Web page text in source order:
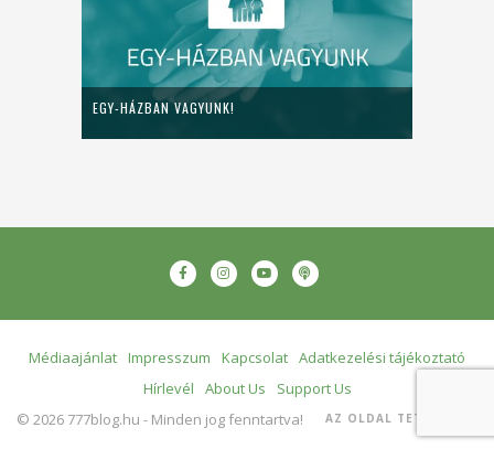
EGY-HÁZBAN VAGYUNK!
Médiaajánlat Impresszum Kapcsolat Adatkezelési tájékoztató
Hírlevél
About Us
Support Us
© 2026 777blog.hu - Minden jog fenntartva!
AZ OLDAL TETEJÉRE